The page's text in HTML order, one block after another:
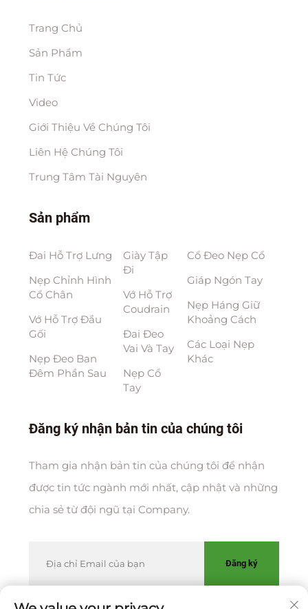
Trang Chủ
Sản Phẩm
Tin Tức
Video
Giới Thiệu Về Chúng Tôi
Liên Hệ Chúng Tôi
Trung Tâm Tài Nguyên
Sản phẩm
Đai Hỗ Trợ Lưng
Nẹp Chỉnh Hình
Cổ Chân
Vớ Hỗ Trợ Đầu
Gối
Nẹp Đeo Ban
Đêm Phần Sau
Giày Tập
Đi
Vớ Hỗ Trợ
Coudrain
Đai Đeo
Vai Và Tay
Nẹp Cổ
Tay
Cổ Đeo Nẹp Cổ
Giáp Ngón Tay
Nẹp Háng Giữ
Khoảng Cách
Các Loại Nẹp
Khác
Đăng ký nhận bản tin của chúng tôi
Tham gia nhận bản tin của chúng tôi để nhận
được tin tức ngành mới nhất, cập nhật và những
chia sẻ từ đội ngũ tại Company.
Đăng ký